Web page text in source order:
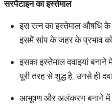
सरपेंटाइनकाइस्तेमाल
इस रत्न का इस्तेमाल औषधि
इसमें सांप के जहर के प्रभाव
इसका इस्तेमाल दवाइयां बनाने
पूरी तरह से शुद्ध है, उनसे ही
आभूषण और अलंकरण बनाने में